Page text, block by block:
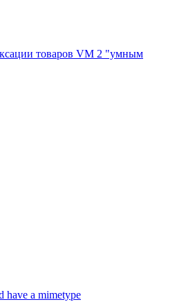
товаров VM 2 "умным
have a mimetype